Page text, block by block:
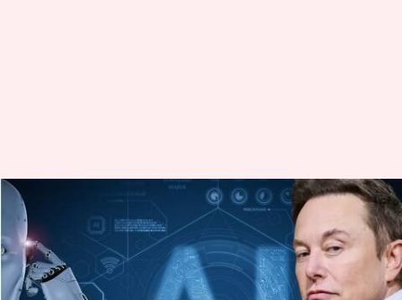
అత్యాధునిక AI వ్యవస్థలపై
పరిశోధనలు ఆపేయండి: మస్క్‌తో
పాటు 1000మంది ఐటీ నిపుణుల
లేఖ